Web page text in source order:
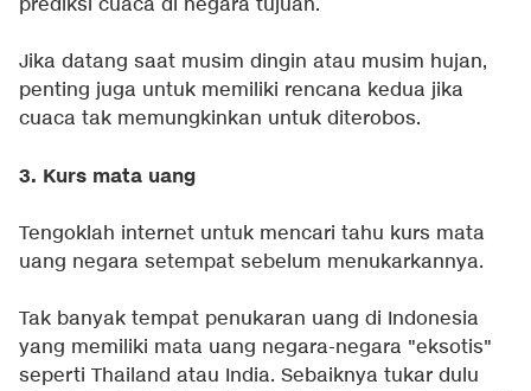
prediksi cuaca di negara tujuan.
Jika datang saat musim dingin atau musim hujan,
penting juga untuk memiliki rencana kedua jika
cuaca tak memungkinkan untuk diterobos.
3. Kurs mata uang
Tengoklah internet untuk mencari tahu kurs mata
uang negara setempat sebelum menukarkannya.
Tak banyak tempat penukaran uang di Indonesia
yang memiliki mata uang negara-negara "eksotis"
seperti Thailand atau India. Sebaiknya tukar dulu